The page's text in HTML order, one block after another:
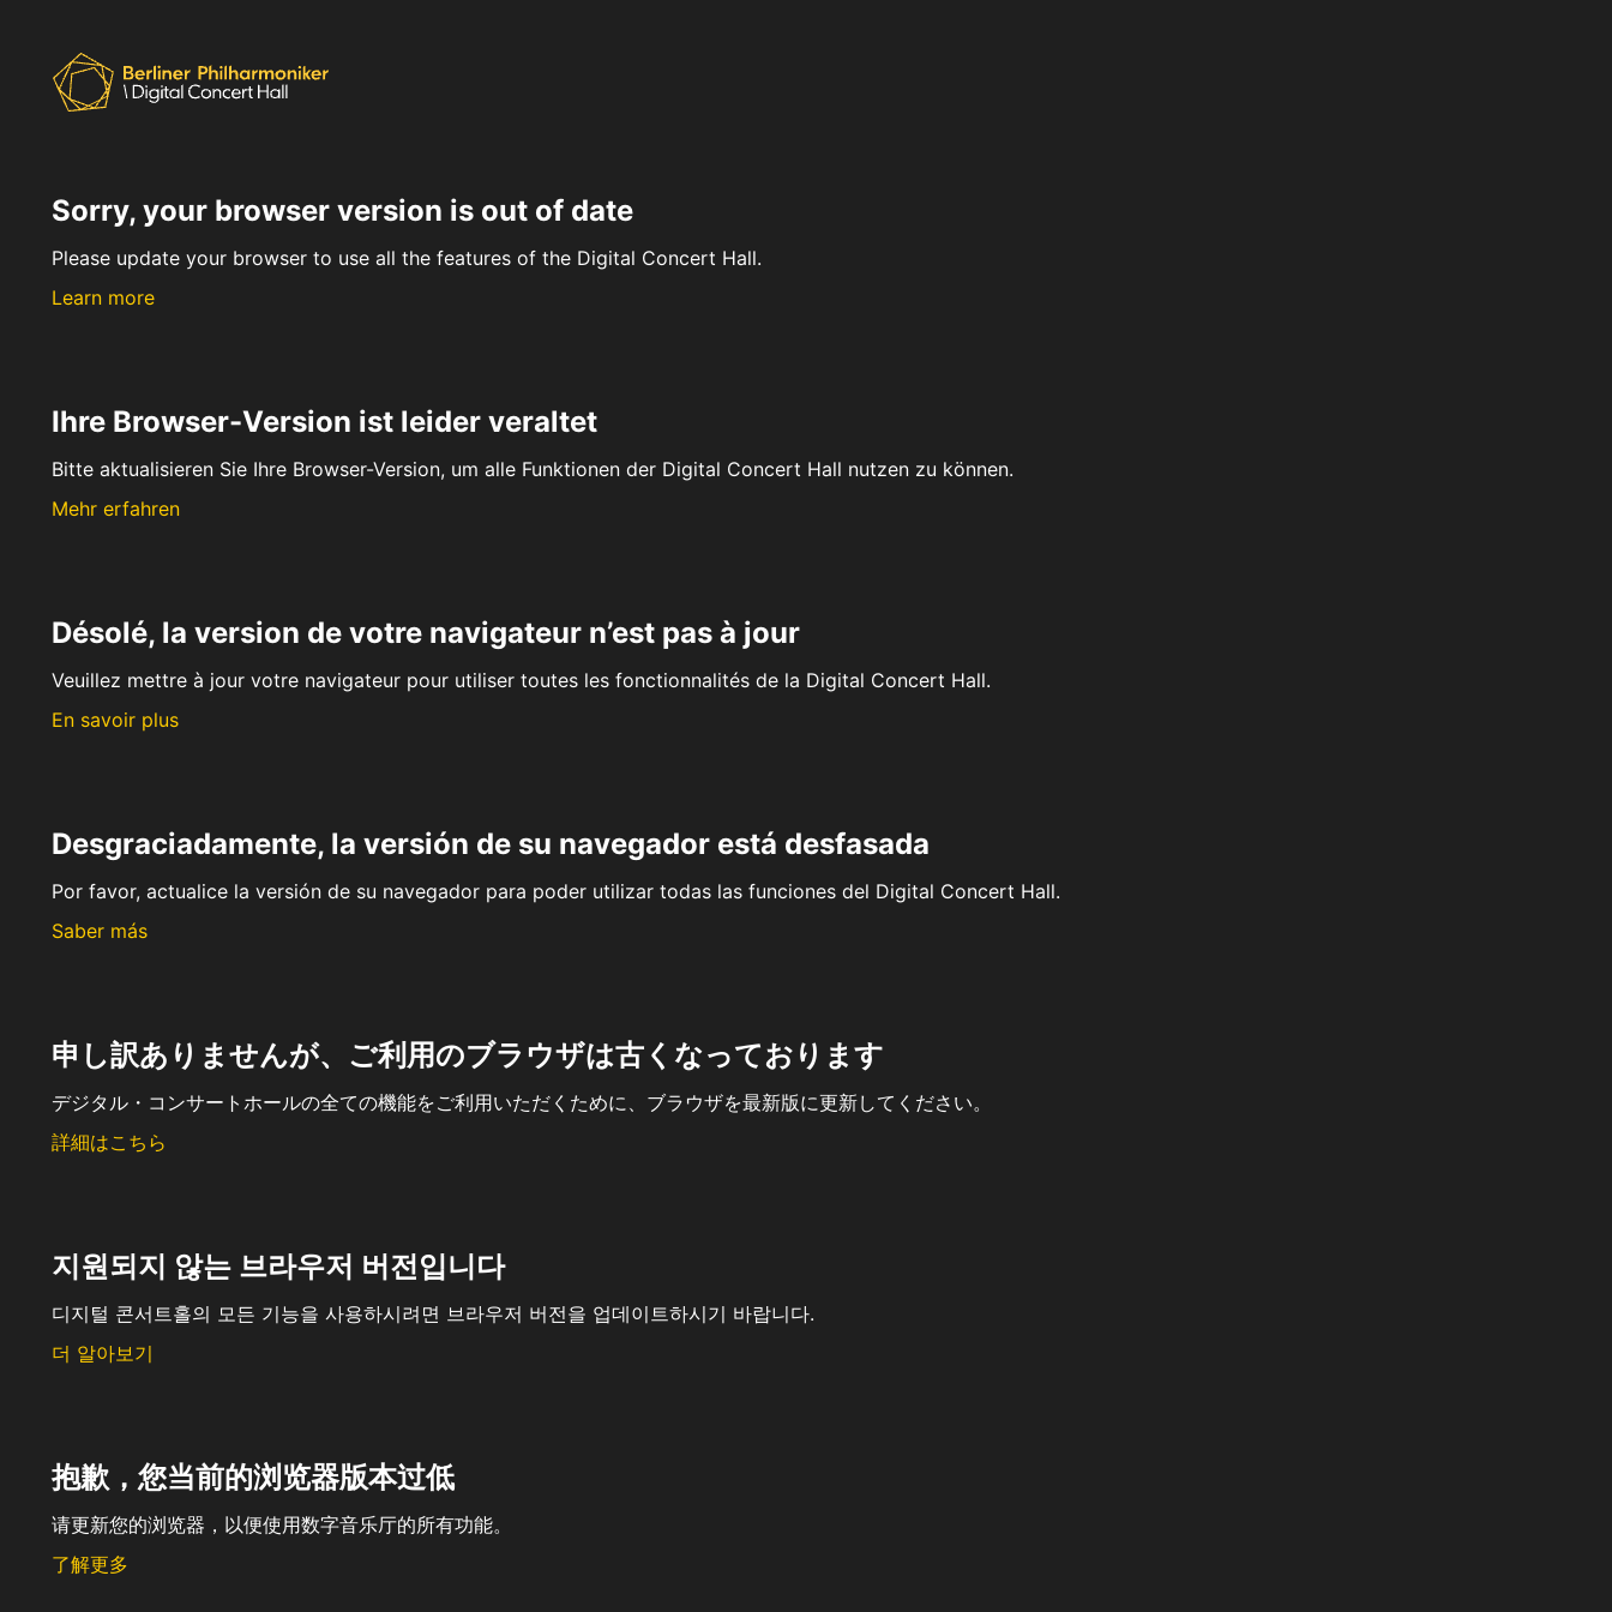
Sorry, your browser version is out of date
Please update your browser to use all the features of the Digital Concert Hall.
Learn more
Ihre Browser-Version ist leider veraltet
Bitte aktualisieren Sie Ihre Browser-Version, um alle Funktionen der Digital Concert Hall nutzen zu können.
Mehr erfahren
Désolé, la version de votre navigateur n’est pas à jour
Veuillez mettre à jour votre navigateur pour utiliser toutes les fonctionnalités de la Digital Concert Hall.
En savoir plus
Desgraciadamente, la versión de su navegador está desfasada
Por favor, actualice la versión de su navegador para poder utilizar todas las funciones del Digital Concert Hall.
Saber más
申し訳ありませんが、ご利用のブラウザは古くなっております
デジタル・コンサートホールの全ての機能をご利用いただくために、ブラウザを最新版に更新してください。
詳細はこちら
지원되지 않는 브라우저 버전입니다
디지털 콘서트홀의 모든 기능을 사용하시려면 브라우저 버전을 업데이트하시기 바랍니다.
더 알아보기
抱歉，您当前的浏览器版本过低
请更新您的浏览器，以便使用数字音乐厅的所有功能。
了解更多